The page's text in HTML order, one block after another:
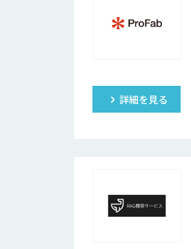
詳細を見る